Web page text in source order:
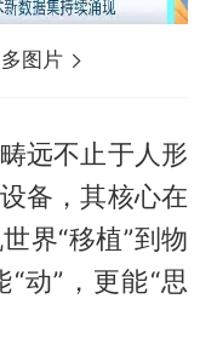
图片
远不止于人形
备，其核心在
界“移植”到物
动”，更能“思